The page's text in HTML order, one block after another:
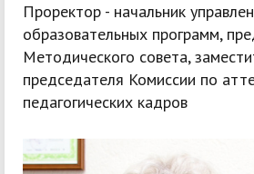
Проректор - начальник
образовательных программ,
Методического совета,
председателя Комиссии по
педагогических кадров